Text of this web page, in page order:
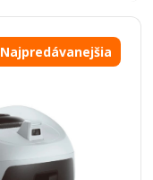
Najpredávanejšia